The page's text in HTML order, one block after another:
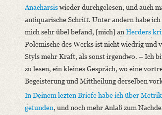
Anacharsiswieder durchgelesen, und auch
antiquarische Schrift. Unter andern habe ich
mich sehr übel befand, [mich] anHerders
Polemische des Werks ist nicht wiedrig und
Styls mehr Kraft, als sonst irgendwo. – Ich
zu lesen, ein kleines Gespräch, wo eine
Begeisterung und Mittheilung derselben
In Deinem lezten Briefe habe ich über
gefunden, und noch mehr Anlaß zum